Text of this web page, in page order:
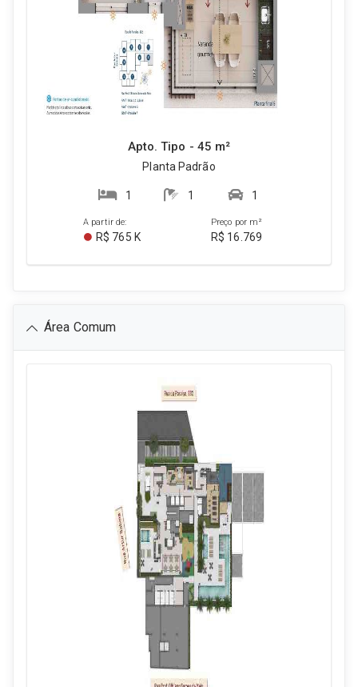
Apto. Tipo - 45 m²
Planta Padrão
1 1 1
A partir de:
R$ 765 K
Preço por m²
R$ 16.769
Área Comum